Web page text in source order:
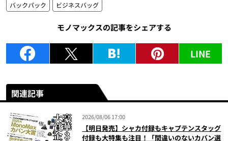
バックパック ビジネスバッグ
モノマックスの記事をシェアする
LINE
関連記事
2026/08/06 17:00
【明日発売】シャカ付録もキャプテンスタッグ
付録も大特集も注目！「間違いのないカバン選